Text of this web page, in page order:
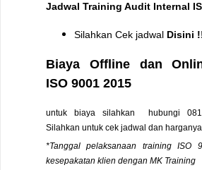
Jadwal Training Audit Internal
Silahkan Cek jadwal Disini
Biaya Offline dan
ISO 9001 2015
untuk biaya silahkan hubungi
Silahkan untuk cek jadwal dan harganya
*Tanggal pelaksanaan training ISO
kesepakatan klien dengan MK Training